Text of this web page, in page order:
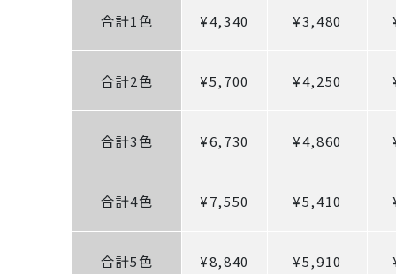
合計1色 ¥4,340 ¥3,480
合計2色 ¥5,700 ¥4,250
合計3色 ¥6,730 ¥4,860
合計4色 ¥7,550 ¥5,410
合計5色 ¥8,840 ¥5,910